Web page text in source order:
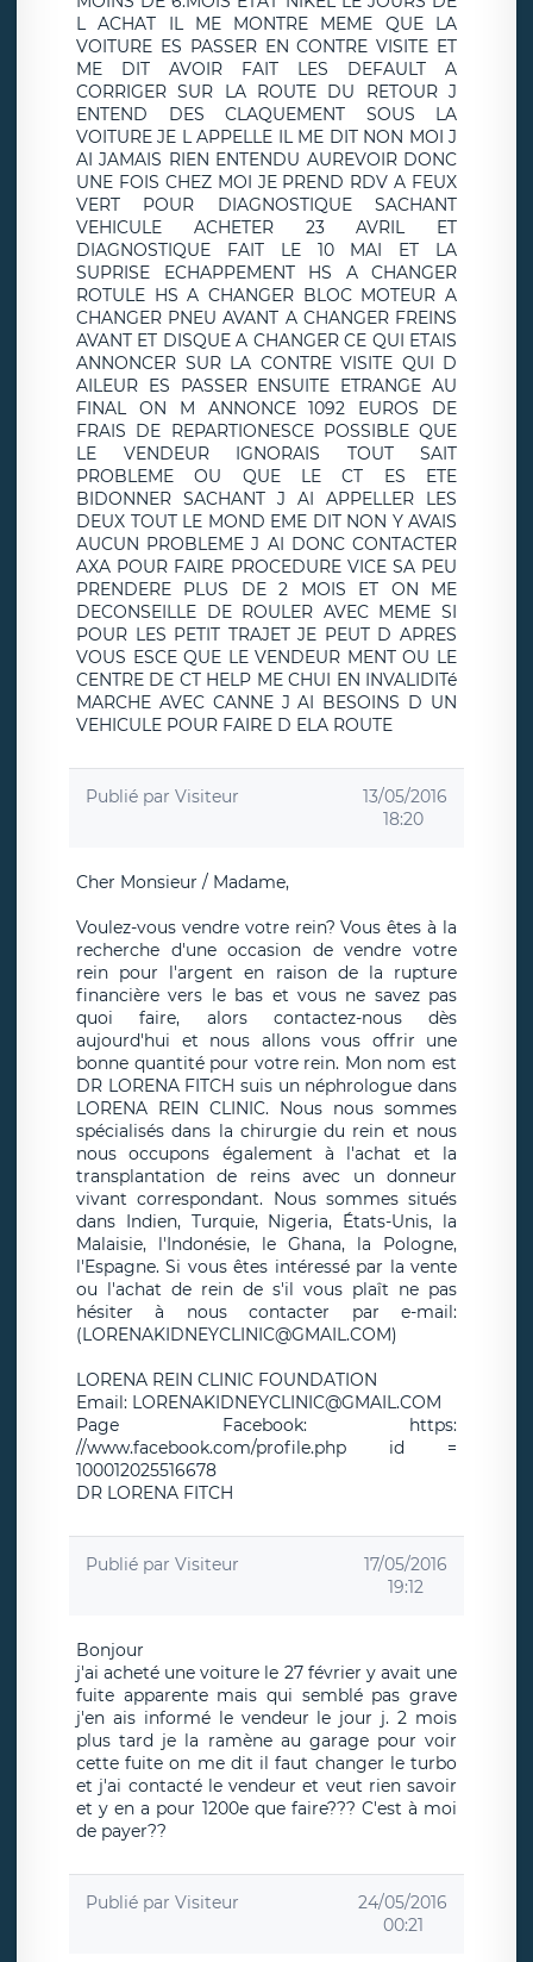
L ACHAT IL ME MONTRE MEME QUE LA
VOITURE ES PASSER EN CONTRE VISITE ET
ME DIT AVOIR FAIT LES DEFAULT A
CORRIGER SUR LA ROUTE DU RETOUR J
ENTEND DES CLAQUEMENT SOUS LA
VOITURE JE L APPELLE IL ME DIT NON MOI J
AI JAMAIS RIEN ENTENDU AUREVOIR DONC
UNE FOIS CHEZ MOI JE PREND RDV A FEUX
VERT POUR DIAGNOSTIQUE SACHANT
VEHICULE ACHETER 23 AVRIL ET
DIAGNOSTIQUE FAIT LE 10 MAI ET LA
SUPRISE ECHAPPEMENT HS A CHANGER
ROTULE HS A CHANGER BLOC MOTEUR A
CHANGER PNEU AVANT A CHANGER FREINS
AVANT ET DISQUE A CHANGER CE QUI ETAIS
ANNONCER SUR LA CONTRE VISITE QUI D
AILEUR ES PASSER ENSUITE ETRANGE AU
FINAL ON M ANNONCE 1092 EUROS DE
FRAIS DE REPARTIONESCE POSSIBLE QUE
LE VENDEUR IGNORAIS TOUT SAIT
PROBLEME OU QUE LE CT ES ETE
BIDONNER SACHANT J AI APPELLER LES
DEUX TOUT LE MOND EME DIT NON Y AVAIS
AUCUN PROBLEME J AI DONC CONTACTER
AXA POUR FAIRE PROCEDURE VICE SA PEU
PRENDERE PLUS DE 2 MOIS ET ON ME
DECONSEILLE DE ROULER AVEC MEME SI
POUR LES PETIT TRAJET JE PEUT D APRES
VOUS ESCE QUE LE VENDEUR MENT OU LE
CENTRE DE CT HELP ME CHUI EN INVALIDITé
MARCHE AVEC CANNE J AI BESOINS D UN
VEHICULE POUR FAIRE D ELA ROUTE
Publié par Visiteur
13/05/2016
18:20
Cher Monsieur / Madame,
Voulez-vous vendre votre rein? Vous êtes à la
recherche d'une occasion de vendre votre
rein pour l'argent en raison de la rupture
financière vers le bas et vous ne savez pas
quoi faire, alors contactez-nous dès
aujourd'hui et nous allons vous offrir une
bonne quantité pour votre rein. Mon nom est
DR LORENA FITCH suis un néphrologue dans
LORENA REIN CLINIC. Nous nous sommes
spécialisés dans la chirurgie du rein et nous
nous occupons également à l'achat et la
transplantation de reins avec un donneur
vivant correspondant. Nous sommes situés
dans Indien, Turquie, Nigeria, États-Unis, la
Malaisie, l'Indonésie, le Ghana, la Pologne,
l'Espagne. Si vous êtes intéressé par la vente
ou l'achat de rein de s'il vous plaît ne pas
hésiter à nous contacter par e-mail:
(LORENAKIDNEYCLINIC@GMAIL.COM)
LORENA REIN CLINIC FOUNDATION
Email: LORENAKIDNEYCLINIC@GMAIL.COM
Page Facebook: https:
//www.facebook.com/profile.php id =
100012025516678
DR LORENA FITCH
Publié par Visiteur
17/05/2016
19:12
Bonjour
j'ai acheté une voiture le 27 février y avait une
fuite apparente mais qui semblé pas grave
j'en ais informé le vendeur le jour j. 2 mois
plus tard je la ramène au garage pour voir
cette fuite on me dit il faut changer le turbo
et j'ai contacté le vendeur et veut rien savoir
et y en a pour 1200e que faire??? C'est à moi
de payer??
Publié par Visiteur
24/05/2016
00:21